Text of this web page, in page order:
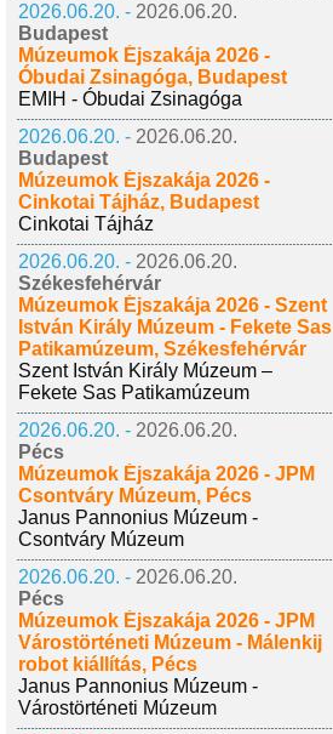
2026.06.20. - 2026.06.20.
Budapest
Múzeumok Éjszakája 2026 -
Óbudai Zsinagóga, Budapest
EMIH - Óbudai Zsinagóga
2026.06.20. - 2026.06.20.
Budapest
Múzeumok Éjszakája 2026 -
Cinkotai Tájház, Budapest
Cinkotai Tájház
2026.06.20. - 2026.06.20.
Székesfehérvár
Múzeumok Éjszakája 2026 - Szent
István Király Múzeum - Fekete Sas
Patikamúzeum, Székesfehérvár
Szent István Király Múzeum –
Fekete Sas Patikamúzeum
2026.06.20. - 2026.06.20.
Pécs
Múzeumok Éjszakája 2026 - JPM
Csontváry Múzeum, Pécs
Janus Pannonius Múzeum -
Csontváry Múzeum
2026.06.20. - 2026.06.20.
Pécs
Múzeumok Éjszakája 2026 - JPM
Várostörténeti Múzeum - Málenkij
robot kiállítás, Pécs
Janus Pannonius Múzeum -
Várostörténeti Múzeum